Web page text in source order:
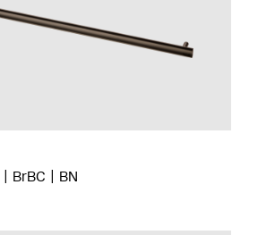
BrBC BN